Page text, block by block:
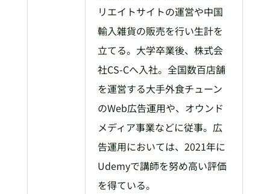
リエイトサイトの運営や中国
輸入雑貨の販売を行い生計を
立てる。大学卒業後、株式会
社CS-Cへ入社。全国数百店舗
を運営する大手外食チューン
のWeb広告運用や、オウンド
メディア事業などに従事。広
告運用においては、2021年に
Udemyで講師を努め高い評価
を得ている。